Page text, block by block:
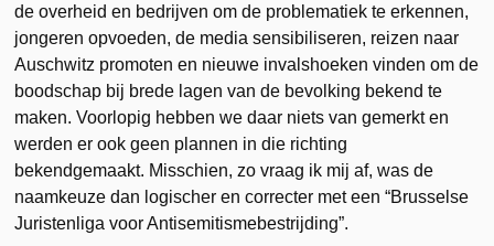
de overheid en bedrijven om de problematiek te erkennen,
jongeren opvoeden, de media sensibiliseren, reizen naar
Auschwitz promoten en nieuwe invalshoeken vinden om de
boodschap bij brede lagen van de bevolking bekend te
maken. Voorlopig hebben we daar niets van gemerkt en
werden er ook geen plannen in die richting
bekendgemaakt. Misschien, zo vraag ik mij af, was de
naamkeuze dan logischer en correcter met een “Brusselse
Juristenliga voor Antisemitismebestrijding”.